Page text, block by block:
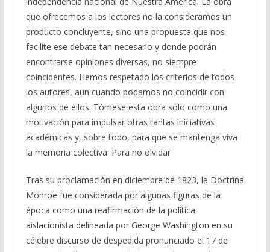
que ofrecemos a los lectores no la consideramos un
producto concluyente, sino una propuesta que nos
facilite ese debate tan necesario y donde podrán
encontrarse opiniones diversas, no siempre
coincidentes. Hemos respetado los criterios de todos
los autores, aun cuando podamos no coincidir con
algunos de ellos. Tómese esta obra sólo como una
motivación para impulsar otras tantas iniciativas
académicas y, sobre todo, para que se mantenga viva
la memoria colectiva. Para no olvidar
Tras su proclamación en diciembre de 1823, la Doctrina
Monroe fue considerada por algunas figuras de la
época como una reafirmación de la política
aislacionista delineada por George Washington en su
célebre discurso de despedida pronunciado el 17 de